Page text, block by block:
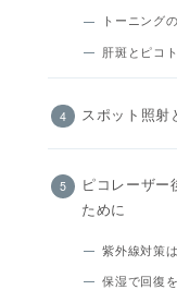
トーニング
肝斑とピコ
スポット照射
ピコレーザー
ために
紫外線対策
保湿で回復